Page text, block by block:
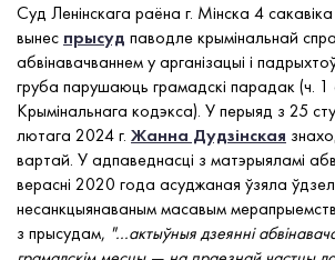
Суд Ленінскага раёна г. Мінска 4 сакавіка
вынес прысуд паводле крымінальнай
абвінавачваннем у арганізацыі і
груба парушаюць грамадскі парадак (ч. 1
Крымінальнага кодэкса). У перыяд з 25
лютага 2024 г. Жанна Дудзінская
вартай. У адпаведнасці з матэрыяламі
верасні 2020 года асуджаная ўзяла
несанкцыянаваным масавым
з прысудам, "...актыўныя дзеянні